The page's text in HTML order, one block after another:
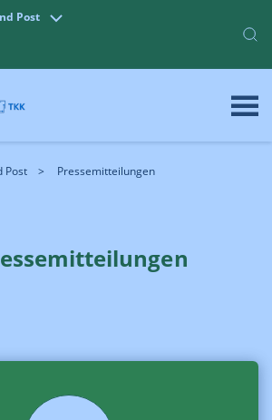
Post
Post Pressemitteilungen